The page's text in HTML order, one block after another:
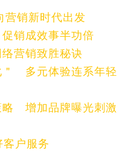
销新时代出发
销成效事半功倍
营销致胜秘诀
＂ 多元体验连系年轻
略 增加品牌曝光刺激
户服务